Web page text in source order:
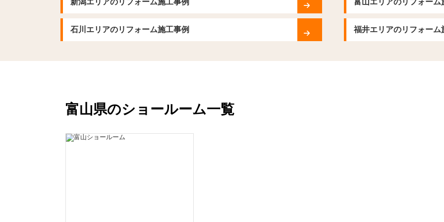
新潟エリアのリフォーム施工事例 富山エリアのリフォーム
石川エリアのリフォーム施工事例 福井エリアのリフォーム
富山県のショールーム一覧